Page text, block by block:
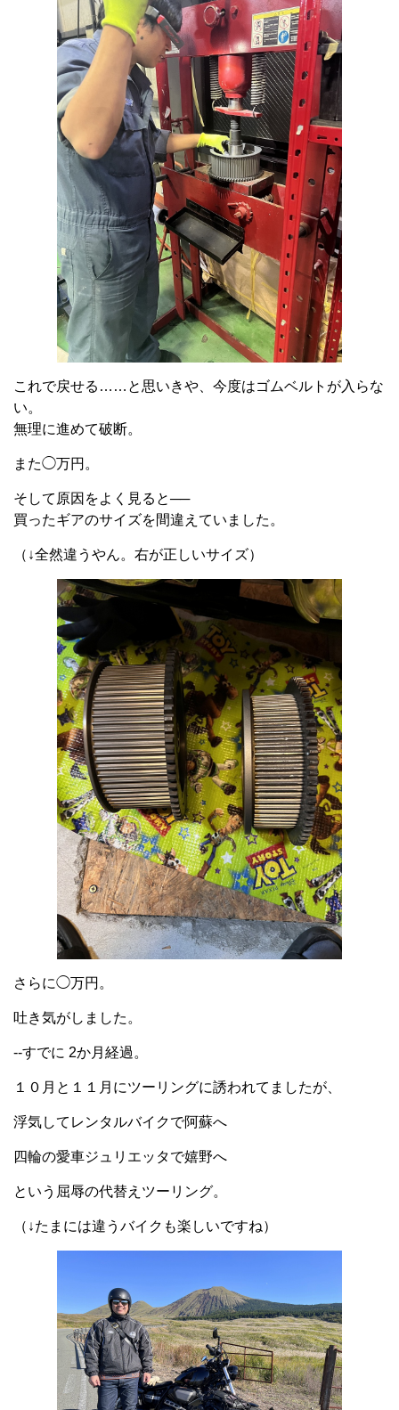
これで戻せる……と思いきや、今度はゴムベルトが入らな
い。
無理に進めて破断。
また◯万円。
そして原因をよく見ると──
買ったギアのサイズを間違えていました。
（↓全然違うやん。右が正しいサイズ）
さらに◯万円。
吐き気がしました。
--すでに 2か月経過。
１０月と１１月にツーリングに誘われてましたが、
浮気してレンタルバイクで阿蘇へ
四輪の愛車ジュリエッタで嬉野へ
という屈辱の代替えツーリング。
（↓たまには違うバイクも楽しいですね）